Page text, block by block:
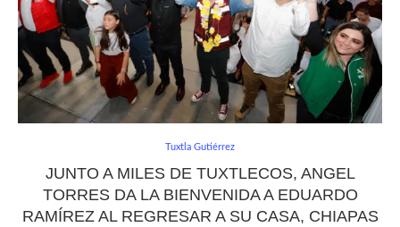
Tuxtla Gutiérrez
JUNTO A MILES DE TUXTLECOS, ANGEL
TORRES DA LA BIENVENIDA A EDUARDO
RAMÍREZ AL REGRESAR A SU CASA, CHIAPAS